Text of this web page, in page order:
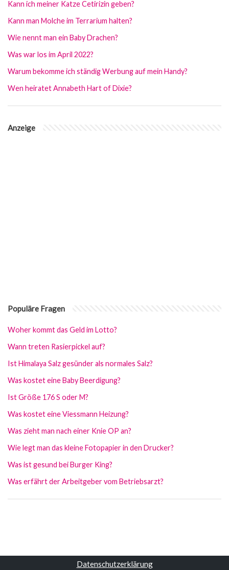
Kann ich meiner Katze Cetirizin geben?
Kann man Molche im Terrarium halten?
Wie nennt man ein Baby Drachen?
Was war los im April 2022?
Warum bekomme ich ständig Werbung auf mein Handy?
Wen heiratet Annabeth Hart of Dixie?
Anzeige
Populäre Fragen
Woher kommt das Geld im Lotto?
Wann treten Rasierpickel auf?
Ist Himalaya Salz gesünder als normales Salz?
Was kostet eine Baby Beerdigung?
Ist Größe 176 S oder M?
Was kostet eine Viessmann Heizung?
Was zieht man nach einer Knie OP an?
Wie legt man das kleine Fotopapier in den Drucker?
Was ist gesund bei Burger King?
Was erfährt der Arbeitgeber vom Betriebsarzt?
Datenschutzerklärung